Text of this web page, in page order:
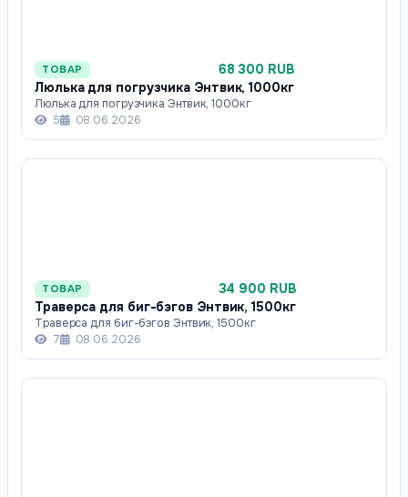
ТОВАР
68 300 RUB
Люлька для погрузчика Энтвик, 1000кг
Люлька для погрузчика Энтвик, 1000кг
5
08.06.2026
ТОВАР
34 900 RUB
Траверса для биг-бэгов Энтвик, 1500кг
Траверса для биг-бэгов Энтвик, 1500кг
7
08.06.2026